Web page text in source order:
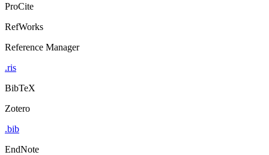
ProCite
RefWorks
Reference Manager
.ris
BibTeX
Zotero
.bib
EndNote